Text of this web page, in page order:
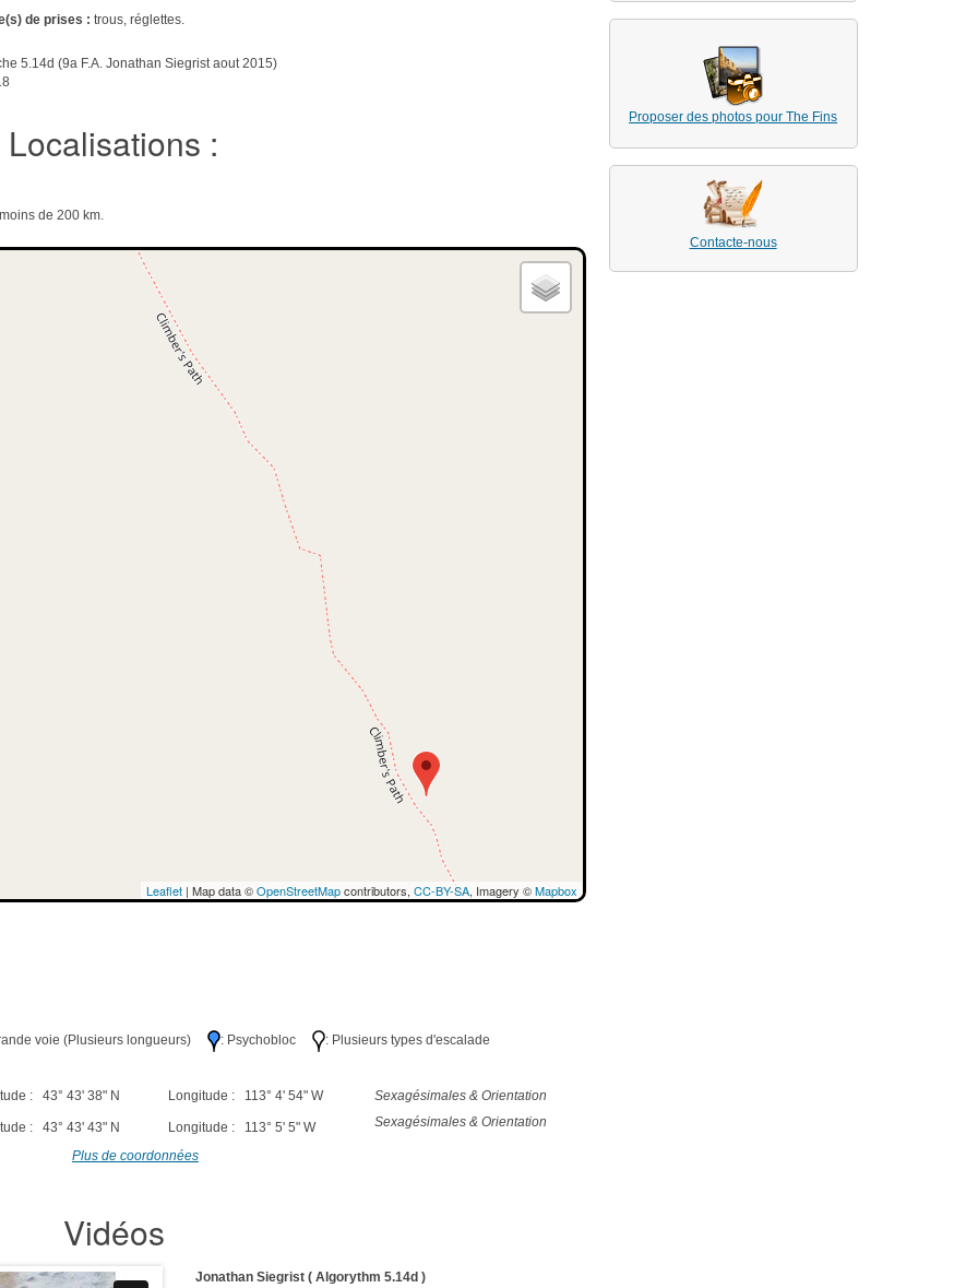
de prises : trous, réglettes.
5.14d (9a F.A. Jonathan Siegrist aout 2015)
Localisations :
de 200 km.
Leaflet| Map data ©OpenStreetMapcontributors, CC-BY-SA, Imagery ©Mapbox
voie (Plusieurs longueurs) : Psychobloc : Plusieurs types d'escalade
: 43° 43' 38" N Longitude : 113° 4' 54" W Sexagésimales & Orientation
: 43° 43' 43" N Longitude : 113° 5' 5" W Sexagésimales & Orientation
Plus de coordonnées
Vidéos
Jonathan Siegrist ( Algorythm 5.14d )
Proposer des photos pour The Fins
Contacte-nous